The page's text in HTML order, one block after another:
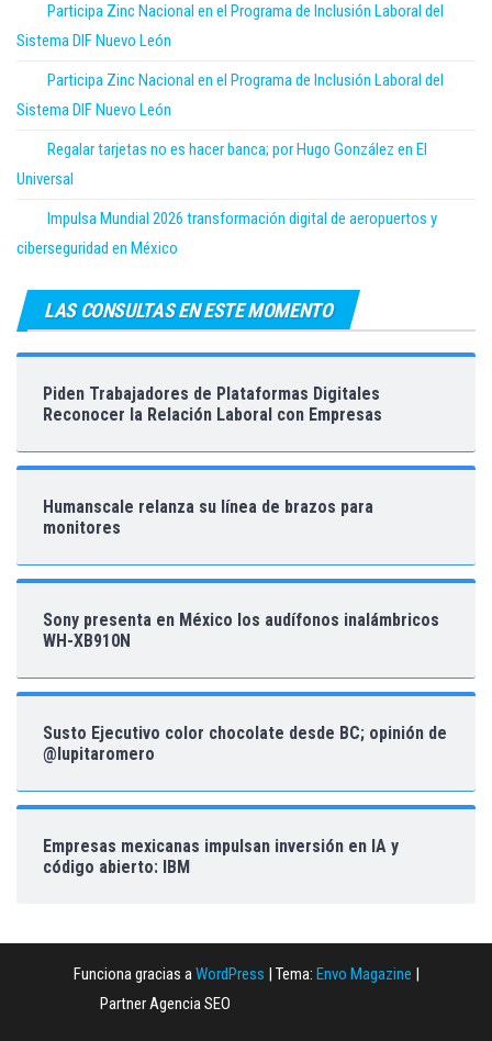
Participa Zinc Nacional en el Programa de Inclusión Laboral del
Sistema DIF Nuevo León
Participa Zinc Nacional en el Programa de Inclusión Laboral del
Sistema DIF Nuevo León
Regalar tarjetas no es hacer banca; por Hugo González en El
Universal
Impulsa Mundial 2026 transformación digital de aeropuertos y
ciberseguridad en México
LAS CONSULTAS EN ESTE MOMENTO
Piden Trabajadores de Plataformas Digitales
Reconocer la Relación Laboral con Empresas
Humanscale relanza su línea de brazos para
monitores
Sony presenta en México los audífonos inalámbricos
WH-XB910N
Susto Ejecutivo color chocolate desde BC; opinión de
@lupitaromero
Empresas mexicanas impulsan inversión en IA y
código abierto: IBM
Funciona gracias aWordPress Tema: Envo Magazine
Partner Agencia SEO